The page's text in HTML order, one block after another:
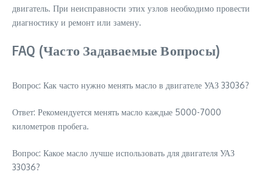
двигатель. При неисправности этих узлов необходимо провести
диагностику и ремонт или замену.
FAQ (Часто Задаваемые Вопросы)
Вопрос: Как часто нужно менять масло в двигателе УАЗ 33036?
Ответ: Рекомендуется менять масло каждые 5000-7000
километров пробега.
Вопрос: Какое масло лучше использовать для двигателя УАЗ
33036?